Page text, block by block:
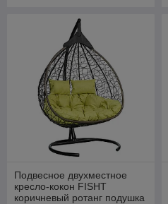
Подвесное двухместное
кресло-кокон FISHT
коричневый ротанг подушка